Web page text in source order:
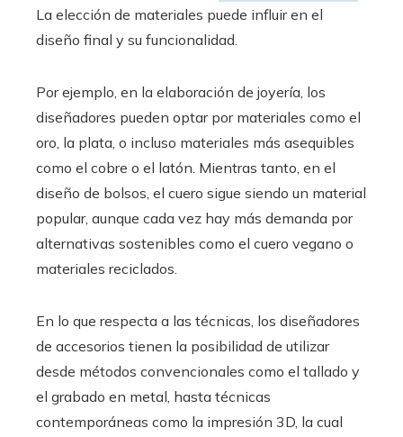
La elección de materiales puede influir en el
diseño final y su funcionalidad.
Por ejemplo, en la elaboración de joyería, los
diseñadores pueden optar por materiales como el
oro, la plata, o incluso materiales más asequibles
como el cobre o el latón. Mientras tanto, en el
diseño de bolsos, el cuero sigue siendo un material
popular, aunque cada vez hay más demanda por
alternativas sostenibles como el cuero vegano o
materiales reciclados.
En lo que respecta a las técnicas, los diseñadores
de accesorios tienen la posibilidad de utilizar
desde métodos convencionales como el tallado y
el grabado en metal, hasta técnicas
contemporáneas como la impresión 3D, la cual